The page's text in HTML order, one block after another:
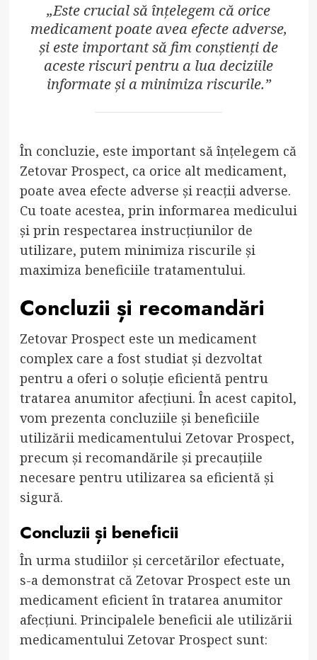
„Este crucial să înțelegem că orice
medicament poate avea efecte adverse,
și este important să fim conștienți de
aceste riscuri pentru a lua deciziile
informate și a minimiza riscurile.”
În concluzie, este important să înțelegem că
Zetovar Prospect, ca orice alt medicament,
poate avea efecte adverse și reacții adverse.
Cu toate acestea, prin informarea medicului
și prin respectarea instrucțiunilor de
utilizare, putem minimiza riscurile și
maximiza beneficiile tratamentului.
Concluzii și recomandări
Zetovar Prospect este un medicament
complex care a fost studiat și dezvoltat
pentru a oferi o soluție eficientă pentru
tratarea anumitor afecțiuni. În acest capitol,
vom prezenta concluziile și beneficiile
utilizării medicamentului Zetovar Prospect,
precum și recomandările și precauțiile
necesare pentru utilizarea sa eficientă și
sigură.
Concluzii și beneficii
În urma studiilor și cercetărilor efectuate,
s-a demonstrat că Zetovar Prospect este un
medicament eficient în tratarea anumitor
afecțiuni. Principalele beneficii ale utilizării
medicamentului Zetovar Prospect sunt: